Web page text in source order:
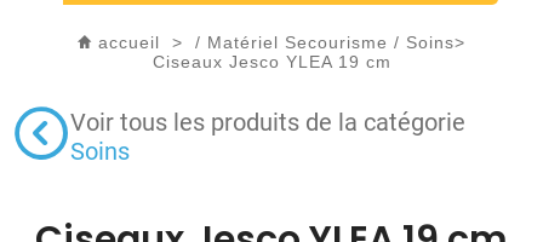
accueil > / Matériel Secourisme / Soins>
Ciseaux Jesco YLEA 19 cm
Voir tous les produits de la catégorie
Soins